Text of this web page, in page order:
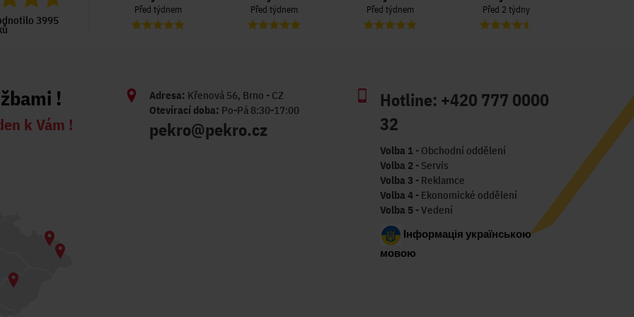
3995
Před týdnem Před týdnem Před týdnem Před týdnem Před 2 týdny
!
k Vám !
Adresa: Křenová 56, Brno - CZ
Otevírací doba: Po-Pá 8:30-17:00
pekro@pekro.cz
Hotline: +420 777 0000
32
Volba 1 - Obchodní oddělení
Volba 2 - Servis
Volba 3 - Reklamce
Volba 4 - Ekonomické oddělení
Volba 5 - Vedení
Інформація українською
мовою